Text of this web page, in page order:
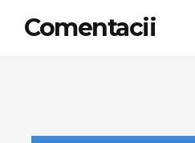
Comentacii